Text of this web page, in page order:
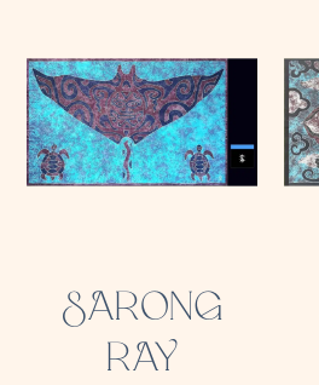
SARONG
RAY